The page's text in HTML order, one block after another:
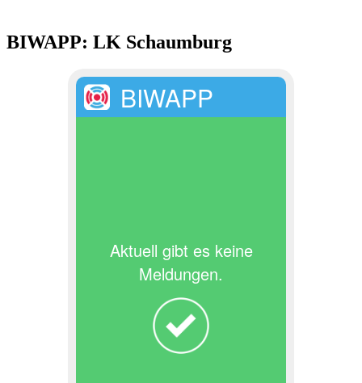
BIWAPP: LK Schaumburg
BIWAPP
Aktuell gibt es keine
Meldungen.